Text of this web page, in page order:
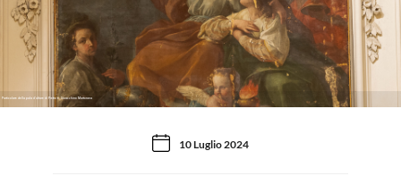
Particolare della pala d'altare di Pietro e Gioacchino Martorana
10 Luglio 2024